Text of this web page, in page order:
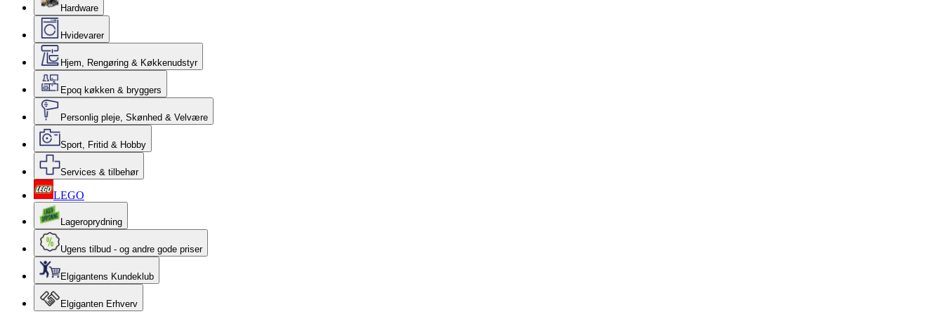
Hardware
Hvidevarer
Hjem, Rengøring & Køkkenudstyr
Epoq køkken & bryggers
Personlig pleje, Skønhed & Velvære
Sport, Fritid & Hobby
Services & tilbehør
LEGO
Lageroprydning
Ugens tilbud - og andre gode priser
Elgigantens Kundeklub
Elgiganten Erhverv